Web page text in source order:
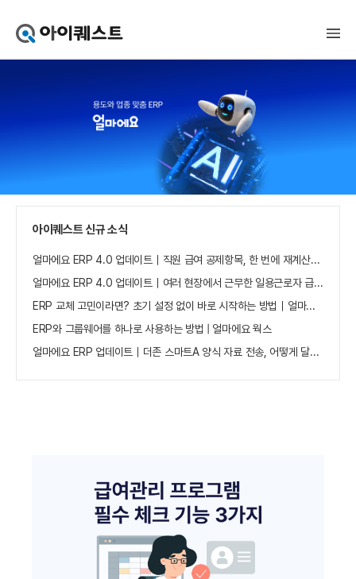
퀘
얼
마
가
기
아이퀘스트 신규 소식
얼마에요 ERP 4.0 업데이트｜직원 급여 공제항목, 한 번에 재계산하세요
얼마에요 ERP 4.0 업데이트｜여러 현장에서 근무한 일용근로자 급여, 현장별로 선택 수집하세요
ERP 교체 고민이라면? 초기 설정 없이 바로 시작하는 방법｜얼마에요 ERP
ERP와 그룹웨어를 하나로 사용하는 방법 | 얼마에요 웍스
얼마에요 ERP 업데이트｜더존 스마트A 양식 자료 전송, 어떻게 달라졌나요?